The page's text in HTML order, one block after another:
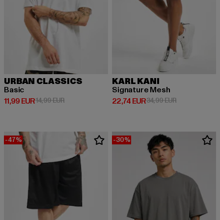
URBAN CLASSICS
Basic
11,99 EUR
Derzeitiger Preis: 11,99 EUR
14,99 EURAktionspreis: 14,99 EUR
KARL KANI
Signature Mesh
22,74 EUR
Derzeitiger Preis: 22,74 EUR
34,99 EURAktionspreis:
-47% -30%